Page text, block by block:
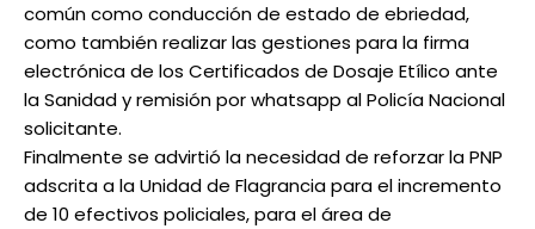
común como conducción de estado de ebriedad,
como también realizar las gestiones para la firma
electrónica de los Certificados de Dosaje Etílico ante
la Sanidad y remisión por whatsapp al Policía Nacional
solicitante.
Finalmente se advirtió la necesidad de reforzar la PNP
adscrita a la Unidad de Flagrancia para el incremento
de 10 efectivos policiales, para el área de